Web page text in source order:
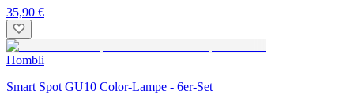
35,90 €
Hombli
Smart Spot GU10 Color-Lampe - 6er-Set